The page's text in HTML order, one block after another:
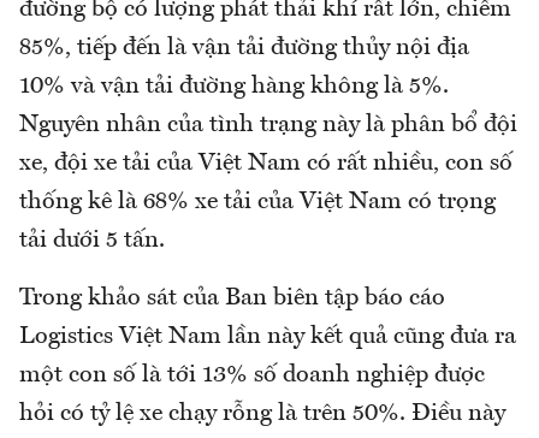
đường bộ có lượng phát thải khí rất lớn, chiếm
85%, tiếp đến là vận tải đường thủy nội địa
10% và vận tải đường hàng không là 5%.
Nguyên nhân của tình trạng này là phân bổ đội
xe, đội xe tải của Việt Nam có rất nhiều, con số
thống kê là 68% xe tải của Việt Nam có trọng
tải dưới 5 tấn.
Trong khảo sát của Ban biên tập báo cáo
Logistics Việt Nam lần này kết quả cũng đưa ra
một con số là tới 13% số doanh nghiệp được
hỏi có tỷ lệ xe chạy rỗng là trên 50%. Điều này